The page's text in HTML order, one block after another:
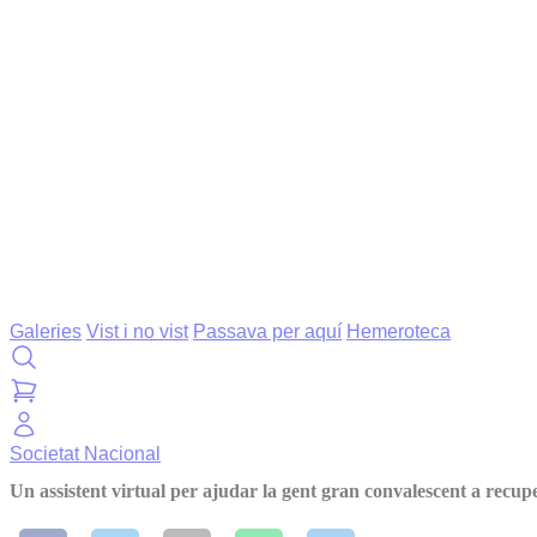
Galeries Vist i no vist Passava per aquí Hemeroteca
Societat Nacional
Un assistent virtual per ajudar la gent gran convalescent a